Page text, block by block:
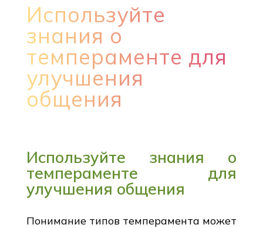
Используйте
знания о
темпераменте для
улучшения
общения
Используйте знания о
темпераменте для
улучшения общения
Понимание типов темперамента может